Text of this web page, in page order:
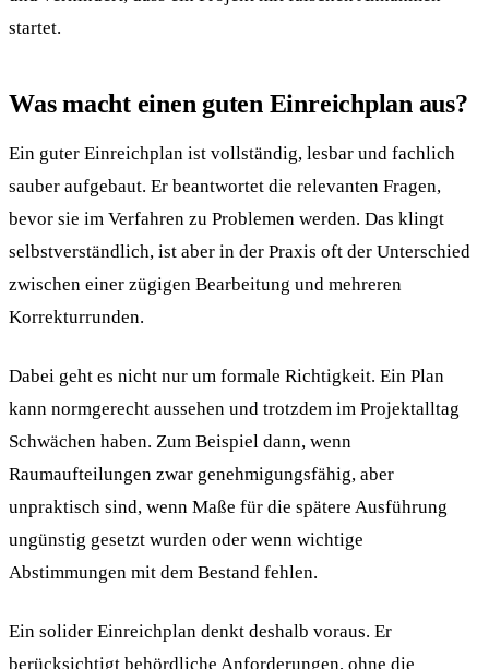
startet.
Was macht einen guten Einreichplan aus?
Ein guter Einreichplan ist vollständig, lesbar und fachlich
sauber aufgebaut. Er beantwortet die relevanten Fragen,
bevor sie im Verfahren zu Problemen werden. Das klingt
selbstverständlich, ist aber in der Praxis oft der Unterschied
zwischen einer zügigen Bearbeitung und mehreren
Korrekturrunden.
Dabei geht es nicht nur um formale Richtigkeit. Ein Plan
kann normgerecht aussehen und trotzdem im Projektalltag
Schwächen haben. Zum Beispiel dann, wenn
Raumaufteilungen zwar genehmigungsfähig, aber
unpraktisch sind, wenn Maße für die spätere Ausführung
ungünstig gesetzt wurden oder wenn wichtige
Abstimmungen mit dem Bestand fehlen.
Ein solider Einreichplan denkt deshalb voraus. Er
berücksichtigt behördliche Anforderungen, ohne die